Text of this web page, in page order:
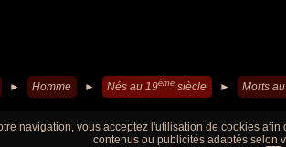
► Homme ► Nés au 19ème siècle ► Morts
navigation, vous acceptez l'utilisation de cookies
contenus ou publicités adaptés selon